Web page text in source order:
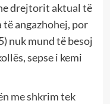
drejtorit aktual të
angazhohej, por
nuk mund të besoj
sepse i kemi
me shkrim tek